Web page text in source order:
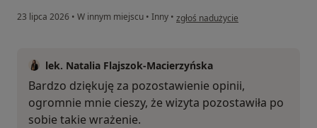
23 lipca 2026 • W innym miejscu • Inny • w opinii użytkownika Joanna
zgłoś nadużycie
lek. Natalia Flajszok-Macierzyńska
Bardzo dziękuję za pozostawienie opinii,
ogromnie mnie cieszy, że wizyta pozostawiła po
sobie takie wrażenie.